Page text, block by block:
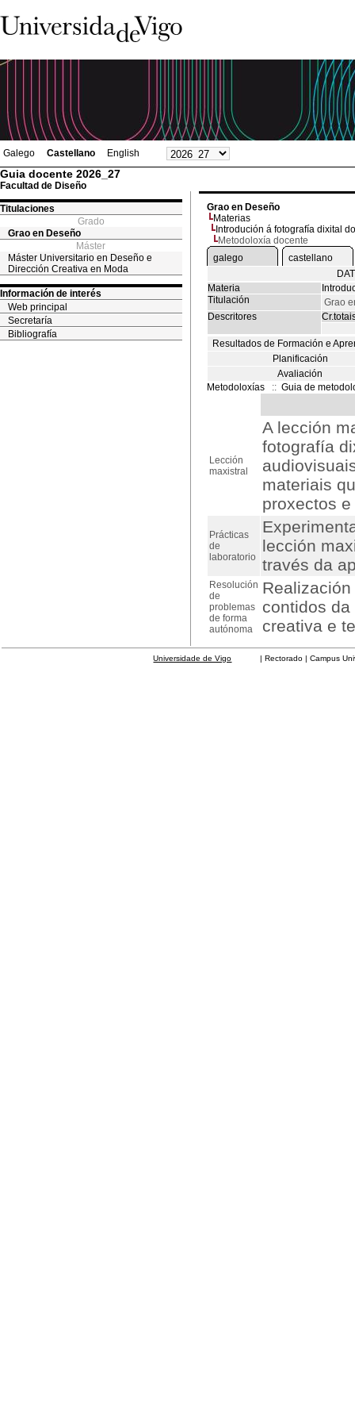
Galego Castellano English
Guia docente 2026_27
Facultad de Diseño
Titulaciones
Grado
Grao en Deseño
Máster
Máster Universitario en Deseño e
Dirección Creativa en Moda
Información de interés
Web principal
Secretaría
Bibliografía
Grao en Deseño
Materias
Introdución á fotografía dixital
Metodoloxía docente
galego
castellano
Materia
Titulación
Grao
Descritores
Resultados de Formación e
Planificación
Avaliación
Metodoloxías
:: Guia de
Lección
maxistral
A lección
fotografía
materiais
proxectos
Prácticas
de
laboratorio
lección
través da
Resolución
de
problemas
de forma
autónoma
contidos
creativa e
Universidade de Vigo | Rectorado | Campus